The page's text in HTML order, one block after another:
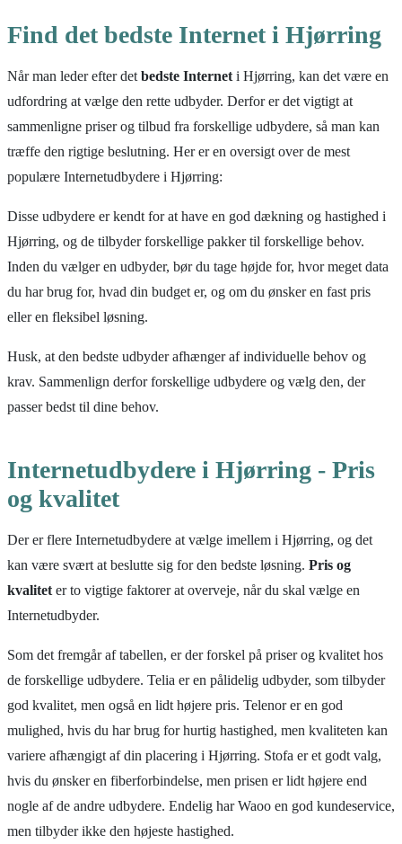
Find det bedste Internet i Hjørring
Når man leder efter det bedste Internet i Hjørring, kan det være en
udfordring at vælge den rette udbyder. Derfor er det vigtigt at
sammenligne priser og tilbud fra forskellige udbydere, så man kan
træffe den rigtige beslutning. Her er en oversigt over de mest
populære Internetudbydere i Hjørring:
Disse udbydere er kendt for at have en god dækning og hastighed i
Hjørring, og de tilbyder forskellige pakker til forskellige behov.
Inden du vælger en udbyder, bør du tage højde for, hvor meget data
du har brug for, hvad din budget er, og om du ønsker en fast pris
eller en fleksibel løsning.
Husk, at den bedste udbyder afhænger af individuelle behov og
krav. Sammenlign derfor forskellige udbydere og vælg den, der
passer bedst til dine behov.
Internetudbydere i Hjørring - Pris
og kvalitet
Der er flere Internetudbydere at vælge imellem i Hjørring, og det
kan være svært at beslutte sig for den bedste løsning. Pris og
kvalitet er to vigtige faktorer at overveje, når du skal vælge en
Internetudbyder.
Som det fremgår af tabellen, er der forskel på priser og kvalitet hos
de forskellige udbydere. Telia er en pålidelig udbyder, som tilbyder
god kvalitet, men også en lidt højere pris. Telenor er en god
mulighed, hvis du har brug for hurtig hastighed, men kvaliteten kan
variere afhængigt af din placering i Hjørring. Stofa er et godt valg,
hvis du ønsker en fiberforbindelse, men prisen er lidt højere end
nogle af de andre udbydere. Endelig har Waoo en god kundeservice,
men tilbyder ikke den højeste hastighed.